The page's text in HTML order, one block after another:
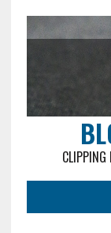
CLIPPING